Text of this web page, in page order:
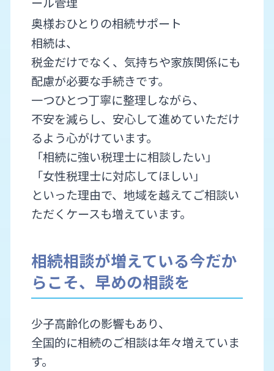
奥様おひとりの相続サポート
相続は、
税金だけでなく、気持ちや家族関係にも
配慮が必要な手続きです。
一つひとつ丁寧に整理しながら、
不安を減らし、安心して進めていただけ
るよう心がけています。
「相続に強い税理士に相談したい」
「女性税理士に対応してほしい」
といった理由で、地域を越えてご相談い
ただくケースも増えています。
相続相談が増えている今だか
らこそ、早めの相談を
少子高齢化の影響もあり、
全国的に相続のご相談は年々増えていま
す。